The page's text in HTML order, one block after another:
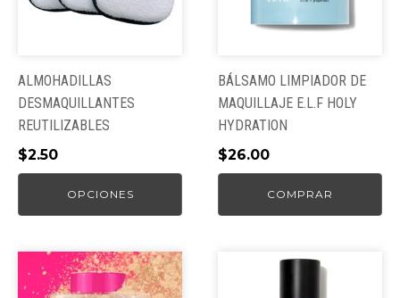
ALMOHADILLAS
DESMAQUILLANTES
REUTILIZABLES
$2.50
OPCIONES
Las
pueden
elegir
en
la
página
producto
BÁLSAMO LIMPIADOR DE
MAQUILLAJE E.L.F HOLY
HYDRATION
$26.00
COMPRAR